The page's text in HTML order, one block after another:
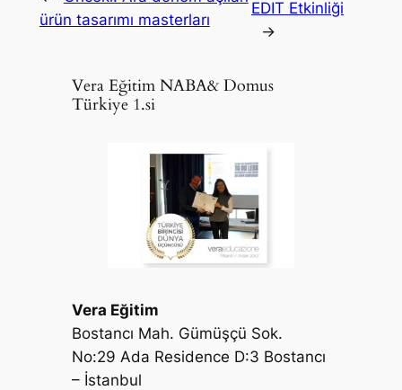
ürün tasarımı masterları
EDIT Etkinliği
→
Vera Eğitim NABA& Domus
Türkiye 1.si
Vera Eğitim
Bostancı Mah. Gümüşçü Sok.
No:29 Ada Residence D:3 Bostancı
– İstanbul